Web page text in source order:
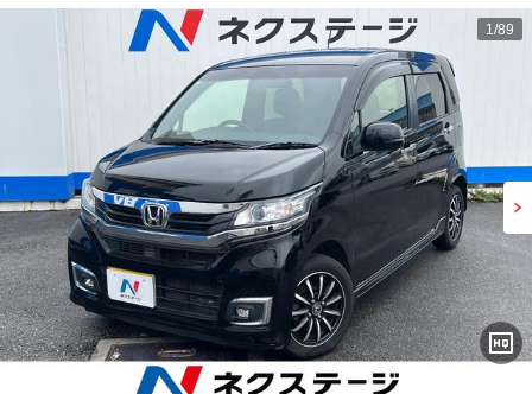
ｔｏｏｔｈ ＣＤ ＤＶＤ再生（沖縄県）
1 /89